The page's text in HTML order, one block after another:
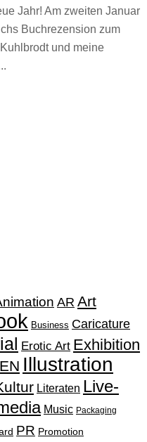
Jahr! Am zweiten Januar
Buchrezension zum
und meine
AR Art
Business Caricature
Erotic Art Exhibition
Illustration
Literaten Live-
Music Packaging
PR Promotion